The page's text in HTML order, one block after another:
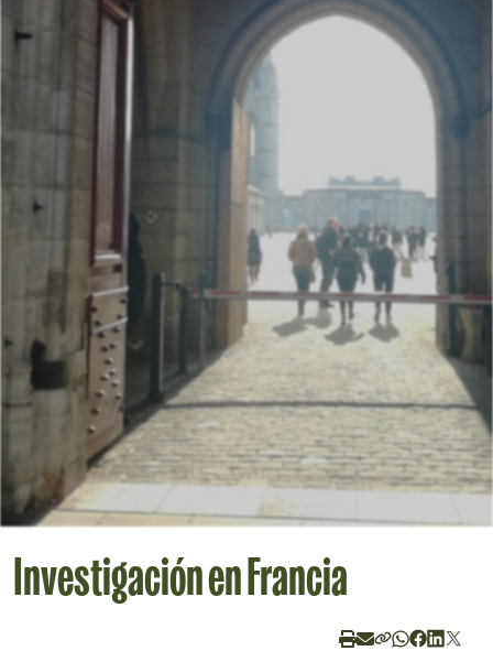
Investigación en Francia